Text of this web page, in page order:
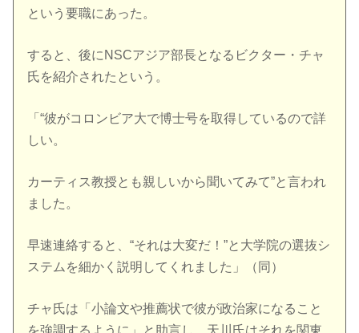
という要職にあった。
すると、後にNSCアジア部長となるビクター・チャ
氏を紹介されたという。
「“彼がコロンビア大で博士号を取得しているので詳
しい。
カーティス教授とも親しいから聞いてみて”と言われ
ました。
早速連絡すると、“それは大変だ！”と大学院の選抜シ
ステムを細かく説明してくれました」（同）
チャ氏は「小論文や推薦状で彼が政治家になること